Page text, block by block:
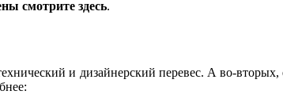
смотрите здесь.
и дизайнерский перевес. А во-вторых,